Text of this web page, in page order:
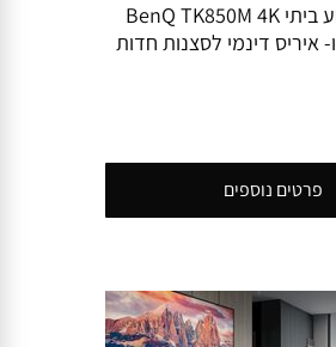
מקרן קולנוע ביתי BenQ TK850M 4K
עם HDR10 ו- איריס דינמי לסצנות חדות
פרטים נוספים